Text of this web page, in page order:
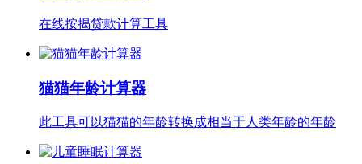
在线按揭贷款计算工具
猫猫年龄计算器
此工具可以猫猫的年龄转换成相当于人类年龄的年龄